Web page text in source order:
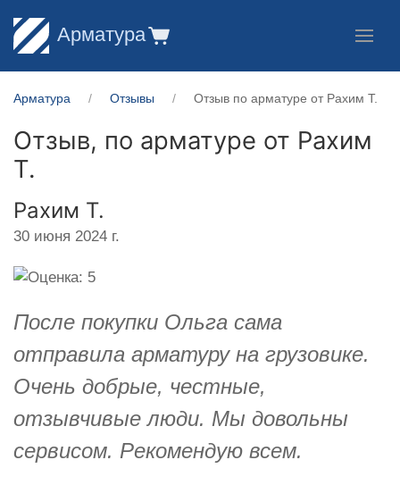
Арматура
Арматура Отзывы Отзыв по арматуре от Рахим Т.
Отзыв, по арматуре от Рахим
Т.
Рахим Т.
30 июня 2024 г.
После покупки Ольга сама
отправила арматуру на грузовике.
Очень добрые, честные,
отзывчивые люди. Мы довольны
сервисом. Рекомендую всем.